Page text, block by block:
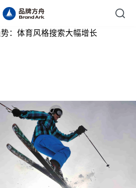
：体育风格搜索大幅增长